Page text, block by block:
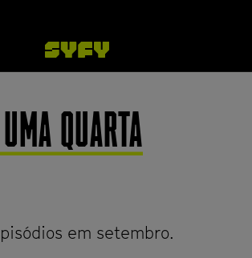
QUARTA
em setembro.